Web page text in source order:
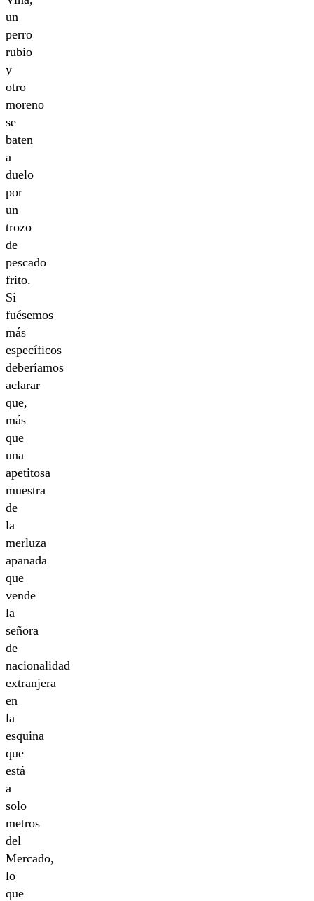
un
perro
rubio
y
otro
moreno
se
baten
a
duelo
por
un
trozo
de
pescado
frito.
Si
fuésemos
más
específicos
deberíamos
aclarar
que,
más
que
una
apetitosa
muestra
de
la
merluza
apanada
que
vende
la
señora
de
nacionalidad
extranjera
en
la
esquina
que
está
a
solo
metros
del
Mercado,
lo
que